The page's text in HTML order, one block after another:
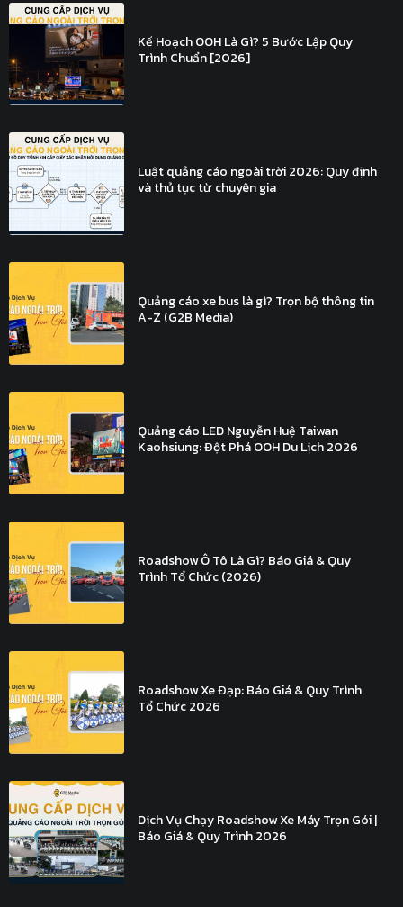
Kế Hoạch OOH Là Gì? 5 Bước Lập Quy
Trình Chuẩn [2026]
Luật quảng cáo ngoài trời 2026: Quy định
và thủ tục từ chuyên gia
Quảng cáo xe bus là gì? Trọn bộ thông tin
A-Z (G2B Media)
Quảng cáo LED Nguyễn Huệ Taiwan
Kaohsiung: Đột Phá OOH Du Lịch 2026
Roadshow Ô Tô Là Gì? Báo Giá & Quy
Trình Tổ Chức (2026)
Roadshow Xe Đạp: Báo Giá & Quy Trình
Tổ Chức 2026
Dịch Vụ Chạy Roadshow Xe Máy Trọn Gói |
Báo Giá & Quy Trình 2026